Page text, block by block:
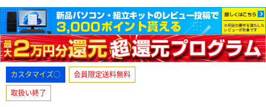
カスタマイズ○
会員限定送料無料
取扱い終了